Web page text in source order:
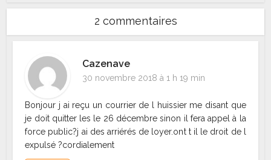
2 commentaires
Cazenave
30 novembre 2018 à 1 h 19 min
Bonjour j ai reçu un courrier de l huissier me disant que
je doit quitter les le 26 décembre sinon il fera appel à la
force public?j ai des arriérés de loyer.ont t il le droit de l
expulsé ?cordialement